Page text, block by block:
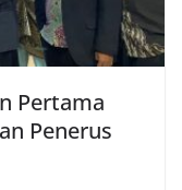
Pertama
Penerus